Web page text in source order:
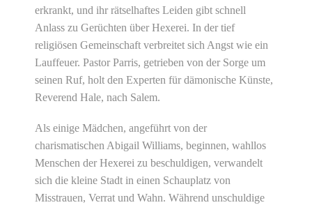
erkrankt, und ihr rätselhaftes Leiden gibt schnell
Anlass zu Gerüchten über Hexerei. In der tief
religiösen Gemeinschaft verbreitet sich Angst wie ein
Lauffeuer. Pastor Parris, getrieben von der Sorge um
seinen Ruf, holt den Experten für dämonische Künste,
Reverend Hale, nach Salem.
Als einige Mädchen, angeführt von der
charismatischen Abigail Williams, beginnen, wahllos
Menschen der Hexerei zu beschuldigen, verwandelt
sich die kleine Stadt in einen Schauplatz von
Misstrauen, Verrat und Wahn. Während unschuldige